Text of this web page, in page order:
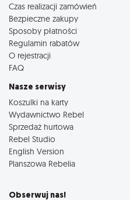
Czas realizacji zamówień
Bezpieczne zakupy
Sposoby płatności
Regulamin rabatów
O rejestracji
FAQ
Nasze serwisy
Koszulki na karty
Wydawnictwo Rebel
Sprzedaż hurtowa
Rebel Studio
English Version
Planszowa Rebelia
Obserwuj nas!